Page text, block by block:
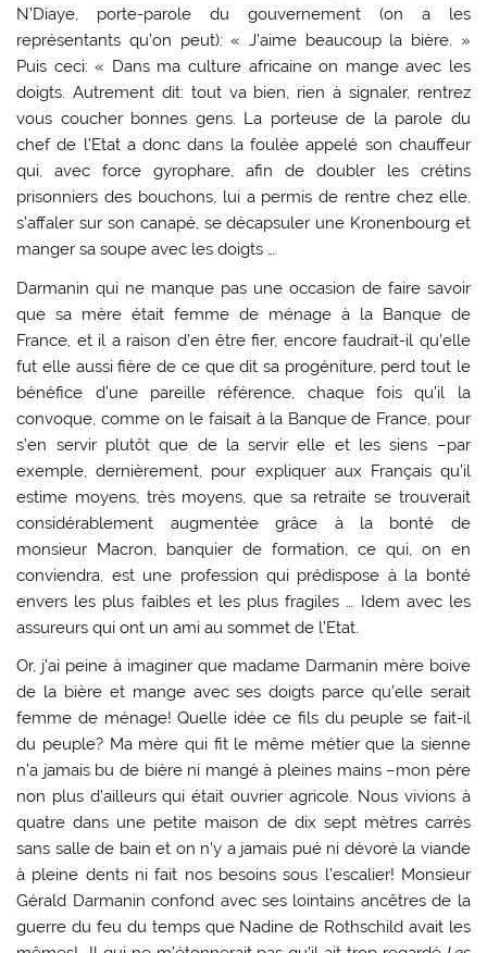
N’Diaye, porte-parole du gouvernement (on a les
représentants qu’on peut): « J’aime beaucoup la bière. »
Puis ceci: « Dans ma culture africaine on mange avec les
doigts. Autrement dit: tout va bien, rien à signaler, rentrez
vous coucher bonnes gens. La porteuse de la parole du
chef de l’Etat a donc dans la foulée appelé son chauffeur
qui, avec force gyrophare, afin de doubler les crétins
prisonniers des bouchons, lui a permis de rentre chez elle,
s’affaler sur son canapé, se décapsuler une Kronenbourg et
manger sa soupe avec les doigts …
Darmanin qui ne manque pas une occasion de faire savoir
que sa mère était femme de ménage à la Banque de
France, et il a raison d’en être fier, encore faudrait-il qu’elle
fut elle aussi fière de ce que dit sa progéniture, perd tout le
bénéfice d’une pareille référence, chaque fois qu’il la
convoque, comme on le faisait à la Banque de France, pour
s’en servir plutôt que de la servir elle et les siens –par
exemple, dernièrement, pour expliquer aux Français qu’il
estime moyens, très moyens, que sa retraite se trouverait
considérablement augmentée grâce à la bonté de
monsieur Macron, banquier de formation, ce qui, on en
conviendra, est une profession qui prédispose à la bonté
envers les plus faibles et les plus fragiles … Idem avec les
assureurs qui ont un ami au sommet de l’Etat.
Or, j’ai peine à imaginer que madame Darmanin mère boive
de la bière et mange avec ses doigts parce qu’elle serait
femme de ménage! Quelle idée ce fils du peuple se fait-il
du peuple? Ma mère qui fit le même métier que la sienne
n’a jamais bu de bière ni mangé à pleines mains –mon père
non plus d’ailleurs qui était ouvrier agricole. Nous vivions à
quatre dans une petite maison de dix sept mètres carrés
sans salle de bain et on n’y a jamais pué ni dévoré la viande
à pleine dents ni fait nos besoins sous l’escalier! Monsieur
Gérald Darmanin confond avec ses lointains ancêtres de la
guerre du feu du temps que Nadine de Rothschild avait les